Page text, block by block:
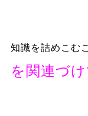
知識を詰めこむ
を関連づ